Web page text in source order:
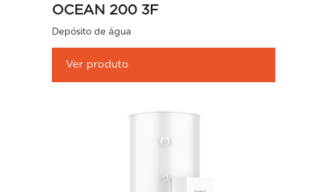
OCEAN 200 3F
Depósito de água
Ver produto